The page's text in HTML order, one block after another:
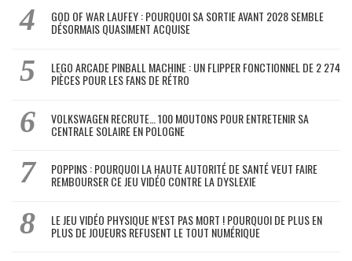
GOD OF WAR LAUFEY : POURQUOI SA SORTIE AVANT 2028 SEMBLE
DÉSORMAIS QUASIMENT ACQUISE
LEGO ARCADE PINBALL MACHINE : UN FLIPPER FONCTIONNEL DE 2 274
PIÈCES POUR LES FANS DE RÉTRO
VOLKSWAGEN RECRUTE… 100 MOUTONS POUR ENTRETENIR SA
CENTRALE SOLAIRE EN POLOGNE
POPPINS : POURQUOI LA HAUTE AUTORITÉ DE SANTÉ VEUT FAIRE
REMBOURSER CE JEU VIDÉO CONTRE LA DYSLEXIE
LE JEU VIDÉO PHYSIQUE N’EST PAS MORT ! POURQUOI DE PLUS EN
PLUS DE JOUEURS REFUSENT LE TOUT NUMÉRIQUE